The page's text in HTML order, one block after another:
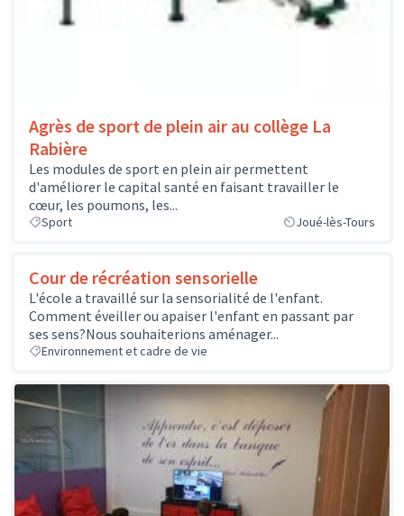
Agrès de sport de plein air au collège La
Rabière
Les modules de sport en plein air permettent
d'améliorer le capital santé en faisant travailler le
cœur, les poumons, les...
Sport Joué-lès-Tours
Cour de récréation sensorielle
L'école a travaillé sur la sensorialité de l'enfant.
Comment éveiller ou apaiser l'enfant en passant par
ses sens?Nous souhaiterions aménager...
Environnement et cadre de vie